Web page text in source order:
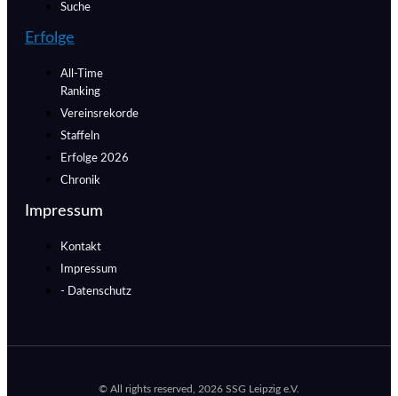
Suche
Erfolge
All-Time
Ranking
Vereinsrekorde
Staffeln
Erfolge 2026
Chronik
Impressum
Kontakt
Impressum
- Datenschutz
© All rights reserved, 2026 SSG Leipzig e.V.